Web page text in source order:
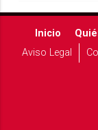
Inicio
Aviso Legal